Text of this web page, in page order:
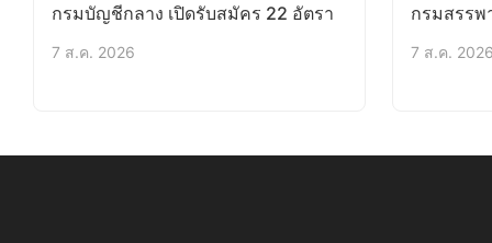
กรมบัญชีกลาง เปิดรับสมัคร 22 อัตรา
7 ส.ค. 2026
กรมสรรพ
7 ส.ค. 2026